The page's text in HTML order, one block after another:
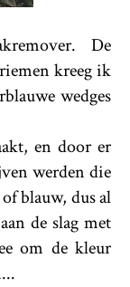
De
kreeg ik
wedges
en door er
werden die
blauw, dus al
de slag met
om de kleur